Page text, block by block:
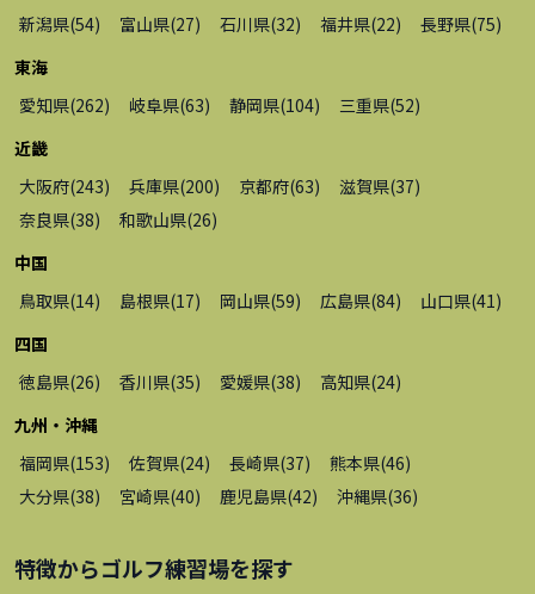
新潟県(54) 富山県(27) 石川県(32) 福井県(22) 長野県(75)
東海
愛知県(262) 岐阜県(63) 静岡県(104) 三重県(52)
近畿
大阪府(243) 兵庫県(200) 京都府(63) 滋賀県(37)
奈良県(38) 和歌山県(26)
中国
鳥取県(14) 島根県(17) 岡山県(59) 広島県(84) 山口県(41)
四国
徳島県(26) 香川県(35) 愛媛県(38) 高知県(24)
九州・沖縄
福岡県(153) 佐賀県(24) 長崎県(37) 熊本県(46)
大分県(38) 宮崎県(40) 鹿児島県(42) 沖縄県(36)
特徴からゴルフ練習場を探す